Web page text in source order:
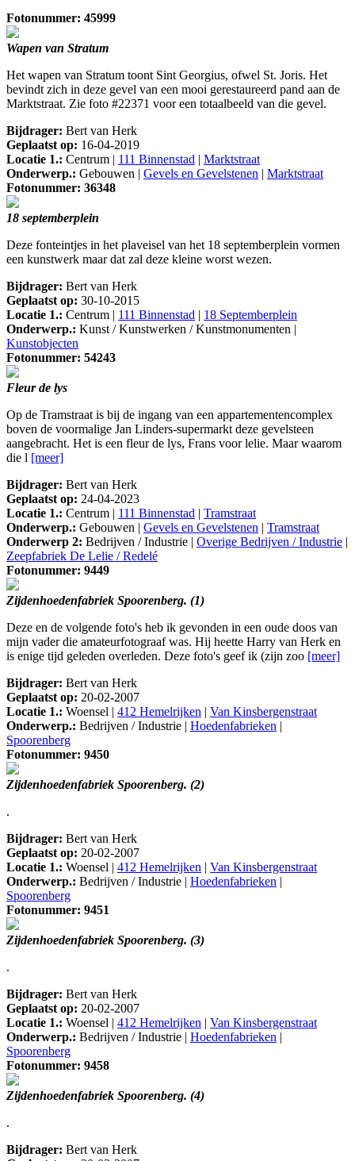
Fotonummer: 45999
Wapen van Stratum
Het wapen van Stratum toont Sint Georgius, ofwel St. Joris. Het
bevindt zich in deze gevel van een mooi gerestaureerd pand aan de
Marktstraat. Zie foto #22371 voor een totaalbeeld van die gevel.
Bijdrager: Bert van Herk
Geplaatst op: 16-04-2019
Locatie 1.: Centrum | 111 Binnenstad | Marktstraat
Onderwerp.: Gebouwen | Gevels en Gevelstenen | Marktstraat
Fotonummer: 36348
18 septemberplein
Deze fonteintjes in het plaveisel van het 18 septemberplein vormen
een kunstwerk maar dat zal deze kleine worst wezen.
Bijdrager: Bert van Herk
Geplaatst op: 30-10-2015
Locatie 1.: Centrum | 111 Binnenstad | 18 Septemberplein
Onderwerp.: Kunst / Kunstwerken / Kunstmonumenten |
Kunstobjecten
Fotonummer: 54243
Fleur de lys
Op de Tramstraat is bij de ingang van een appartementencomplex
boven de voormalige Jan Linders-supermarkt deze gevelsteen
aangebracht. Het is een fleur de lys, Frans voor lelie. Maar waarom
die l [meer]
Bijdrager: Bert van Herk
Geplaatst op: 24-04-2023
Locatie 1.: Centrum | 111 Binnenstad | Tramstraat
Onderwerp.: Gebouwen | Gevels en Gevelstenen | Tramstraat
Onderwerp 2: Bedrijven / Industrie | Overige Bedrijven / Industrie |
Zeepfabriek De Lelie / Redelé
Fotonummer: 9449
Zijdenhoedenfabriek Spoorenberg. (1)
Deze en de volgende foto's heb ik gevonden in een oude doos van
mijn vader die amateurfotograaf was. Hij heette Harry van Herk en
is enige tijd geleden overleden. Deze foto's geef ik (zijn zoo [meer]
Bijdrager: Bert van Herk
Geplaatst op: 20-02-2007
Locatie 1.: Woensel | 412 Hemelrijken | Van Kinsbergenstraat
Onderwerp.: Bedrijven / Industrie | Hoedenfabrieken |
Spoorenberg
Fotonummer: 9450
Zijdenhoedenfabriek Spoorenberg. (2)
.
Bijdrager: Bert van Herk
Geplaatst op: 20-02-2007
Locatie 1.: Woensel | 412 Hemelrijken | Van Kinsbergenstraat
Onderwerp.: Bedrijven / Industrie | Hoedenfabrieken |
Spoorenberg
Fotonummer: 9451
Zijdenhoedenfabriek Spoorenberg. (3)
.
Bijdrager: Bert van Herk
Geplaatst op: 20-02-2007
Locatie 1.: Woensel | 412 Hemelrijken | Van Kinsbergenstraat
Onderwerp.: Bedrijven / Industrie | Hoedenfabrieken |
Spoorenberg
Fotonummer: 9458
Zijdenhoedenfabriek Spoorenberg. (4)
.
Bijdrager: Bert van Herk